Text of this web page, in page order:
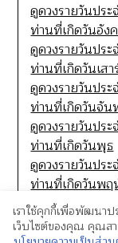
ดูดวงรายวันปร
ท่านที่เกิดวันอัง
ดูดวงรายวันปร
ท่านที่เกิดวันเสา
ดูดวงรายวันปร
ท่านที่เกิดวันจัน
ดูดวงรายวันปร
ท่านที่เกิดวันพุธ
ดูดวงรายวันปร
ท่านที่เกิดวันพ
เราใช้คุกกี้เพื่อพัฒนา
เว็บไซต์ของคุณ คุณสา